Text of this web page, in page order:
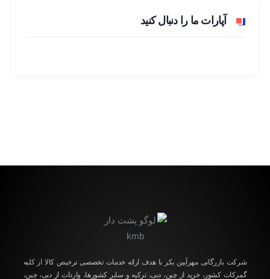
آپارات ما را دنبال کنید
شرکت بازرگانی مهرآیین بکر با هدف ارائه خدمات تخصصی ترخیص کالا از کلیه
گمرکات کشور، خرید از چین، دبی، ترکیه و سایر کشورها، واردات از دبی، چین،